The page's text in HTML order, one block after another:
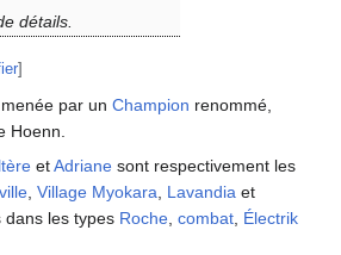
détails.
]
menée par un Champion renommé,
Hoenn.
etAdriane sont respectivement les
Village Myokara Lavandia et
dans les types Roche combat Électrik